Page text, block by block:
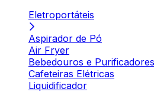
Eletroportáteis
Aspirador de Pó
Air Fryer
Bebedouros e Purificadores
Cafeteiras Elétricas
Liquidificador